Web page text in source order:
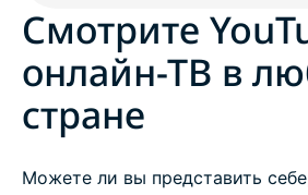
Смотрите
онлайн-ТВ в
стране
Можете ли вы представить